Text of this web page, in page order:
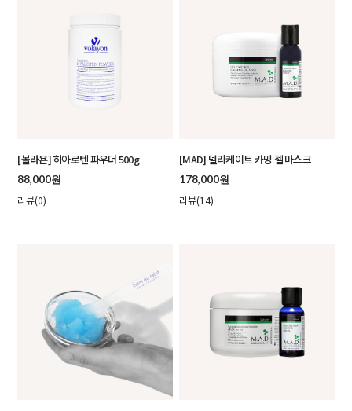
[볼라욘] 히아로텐 파우더 500g
88,000원
리뷰(0)
[MAD] 델리케이트 카밍 젤 마스크
178,000원
리뷰(14)